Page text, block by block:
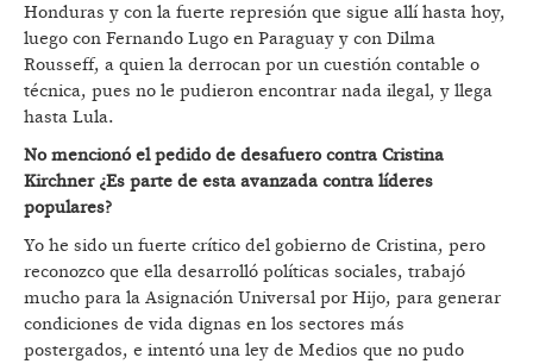
Honduras y con la fuerte represión que sigue allí hasta hoy,
luego con Fernando Lugo en Paraguay y con Dilma
Rousseff, a quien la derrocan por un cuestión contable o
técnica, pues no le pudieron encontrar nada ilegal, y llega
hasta Lula.
No mencionó el pedido de desafuero contra Cristina
Kirchner ¿Es parte de esta avanzada contra líderes
populares?
Yo he sido un fuerte crítico del gobierno de Cristina, pero
reconozco que ella desarrolló políticas sociales, trabajó
mucho para la Asignación Universal por Hijo, para generar
condiciones de vida dignas en los sectores más
postergados, e intentó una ley de Medios que no pudo